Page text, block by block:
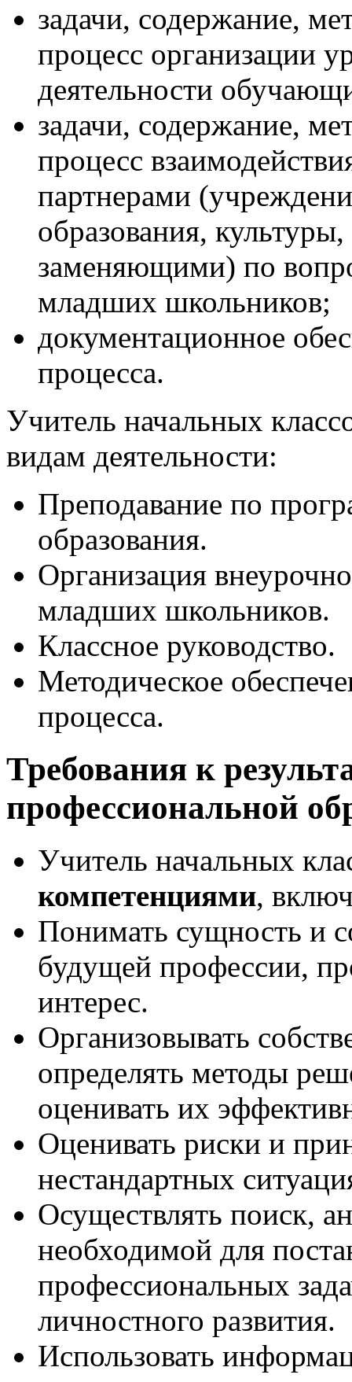
задачи, содержание,
процесс организации
деятельности
задачи, содержание,
процесс
партнерами
образования,
заменяющими) по
младших школьников;
документационное
процесса.
Учитель начальных
видам деятельности:
Преподавание по
образования.
Организация
младших школьников.
Классное руководство.
Методическое
процесса.
Требования к
профессиональной
Учитель начальных
компетенциями,
Понимать сущность и
будущей профессии,
интерес.
Организовывать
определять методы
оценивать их
Оценивать риски и
нестандартных
Осуществлять поиск,
необходимой для
профессиональных
личностного развития.
Использовать